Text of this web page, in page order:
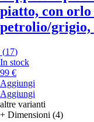
piatto, con
petrolio/grigio,
(17)
In stock
99 €
Aggiungi
Aggiungi
altre varianti
+ Dimensioni (4)